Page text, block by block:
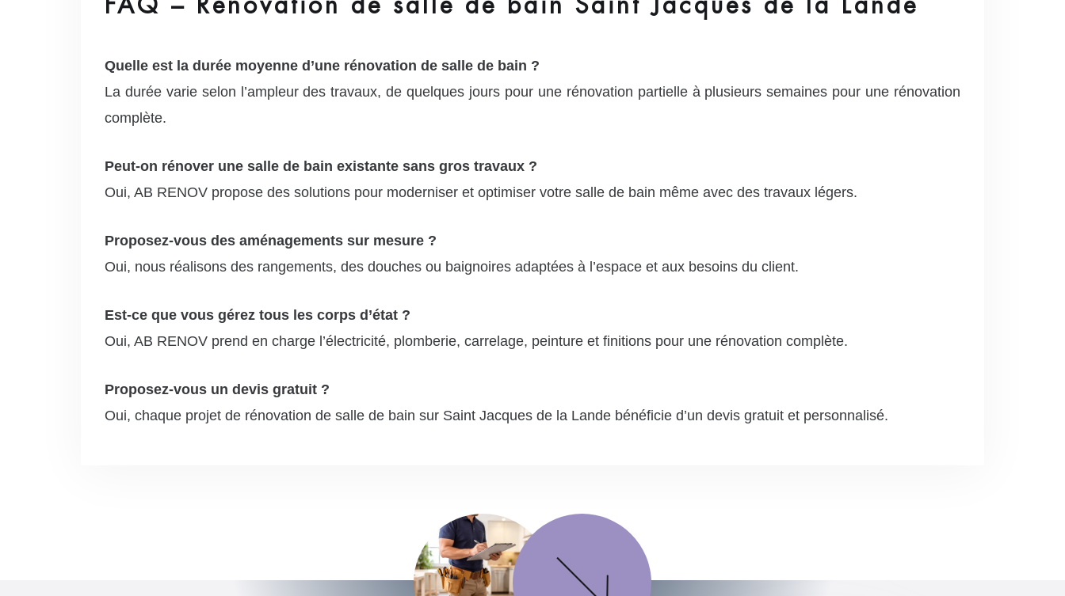
Quelle est la durée moyenne d’une rénovation de salle de bain ?
La durée varie selon l’ampleur des travaux, de quelques jours pour une rénovation partielle à plusieurs semaines pour une rénovation
complète.
Peut-on rénover une salle de bain existante sans gros travaux ?
Oui, AB RENOV propose des solutions pour moderniser et optimiser votre salle de bain même avec des travaux légers.
Proposez-vous des aménagements sur mesure ?
Oui, nous réalisons des rangements, des douches ou baignoires adaptées à l’espace et aux besoins du client.
Est-ce que vous gérez tous les corps d’état ?
Oui, AB RENOV prend en charge l’électricité, plomberie, carrelage, peinture et finitions pour une rénovation complète.
Proposez-vous un devis gratuit ?
Oui, chaque projet de rénovation de salle de bain sur Saint Jacques de la Lande bénéficie d’un devis gratuit et personnalisé.